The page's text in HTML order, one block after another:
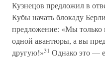
Кузнецов предложил в
Кубы начать блокаду
предложение: «Мы только
одной авантюры, а вы
другую!»31 Однако это —